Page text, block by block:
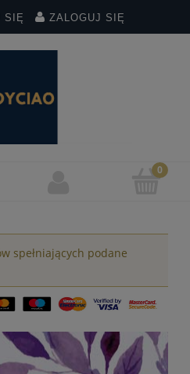
SIĘ ZALOGUJ SIĘ
spełniających podane